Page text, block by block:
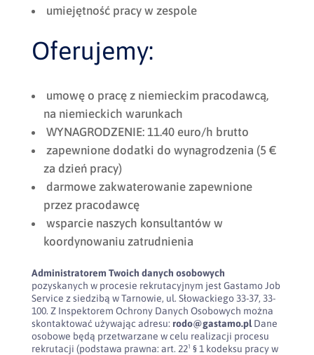
umiejętność pracy w zespole
Oferujemy:
umowę o pracę z niemieckim pracodawcą,
na niemieckich warunkach
WYNAGRODZENIE: 11.40 euro/h brutto
zapewnione dodatki do wynagrodzenia (5 €
za dzień pracy)
darmowe zakwaterowanie zapewnione
przez pracodawcę
wsparcie naszych konsultantów w
koordynowaniu zatrudnienia
Administratorem Twoich danych osobowych
pozyskanych w procesie rekrutacyjnym jest Gastamo Job
Service z siedzibą w Tarnowie, ul. Słowackiego 33-37, 33-
100. Z Inspektorem Ochrony Danych Osobowych można
skontaktować używając adresu: rodo@gastamo.plDane
osobowe będą przetwarzane w celu realizacji procesu
rekrutacji (podstawa prawna: art. 22¹ § 1 kodeksu pracy w